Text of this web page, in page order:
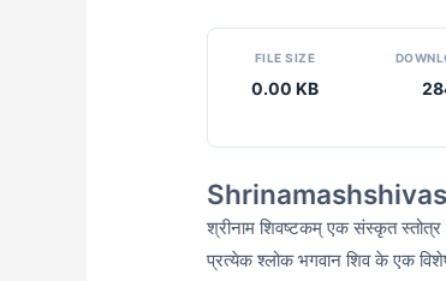
FILE SIZE
0.00 KB
श्रीनाम शिवष्टकम् एक संस्कृत स्तोत्र
प्रत्येक श्लोक भगवान शिव के एक